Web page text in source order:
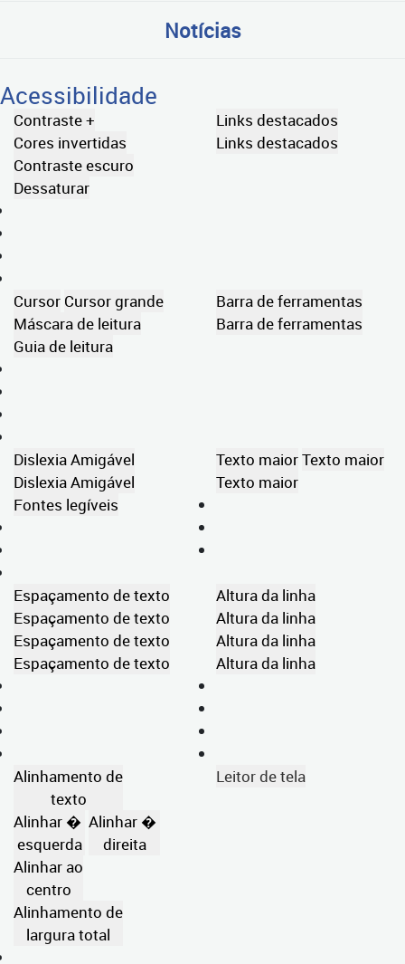
Notícias
Acessibilidade
Contraste +
Cores invertidas
Contraste escuro
Dessaturar
Links destacados
Links destacados
Cursor Cursor grande
Máscara de leitura
Guia de leitura
Barra de ferramentas
Barra de ferramentas
Dislexia Amigável
Dislexia Amigável
Fontes legíveis
Texto maiorTexto maior
Texto maior
Espaçamento de texto
Espaçamento de texto
Espaçamento de texto
Espaçamento de texto
Altura da linha
Altura da linha
Altura da linha
Altura da linha
Alinhamento de
texto
Alinhar �
esquerda
Alinhar �
direita
Alinhar ao
centro
Alinhamento de
largura total
Leitor de tela